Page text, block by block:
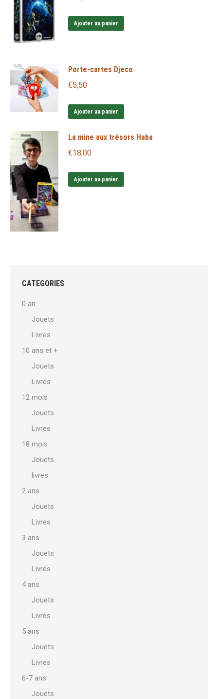
Ajouter au panier
Porte-cartes Djeco
€5,50
Ajouter au panier
La mine aux trésors Haba
€18,00
Ajouter au panier
CATEGORIES
0 an
Jouets
Livres
10 ans et +
Jouets
Livres
12 mois
Jouets
Livres
18 mois
Jouets
livres
2 ans
Jouets
Livres
3 ans
Jouets
Livres
4 ans
Jouets
Livres
5 ans
Jouets
Livres
6-7 ans
Jouets